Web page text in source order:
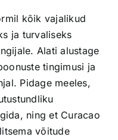
kõik vajalikud
ja turvaliseks
Alati alustage
tingimusi ja
Pidage meeles,
ning et Curacao
võitude